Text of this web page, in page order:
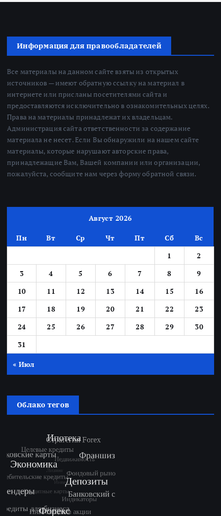
Информация для правообладателей
Все материалы на данном сайте взяты из открытых
источников — имеют обратную ссылку на материал в
интернете или присланы посетителями сайта и
предоставляются исключительно в ознакомительных целях.
Права на материалы принадлежат их владельцам.
Администрация сайта ответственности за содержание
материала не несет. Если Вы обнаружили на нашем сайте
материалы, которые нарушают авторские права,
принадлежащие Вам, Вашей компании или организации,
пожалуйста, сообщите нам через форму обратной связи.
Август 2026
Пн Вт Ср Чт Пт Сб
Вс
1
2
3
4 5 6 7 8
9
10
11 12 13 14 15
16
17
18 19 20 21 22
23
24
25 26 27 28 29
30
31
« Июл
Облако тегов